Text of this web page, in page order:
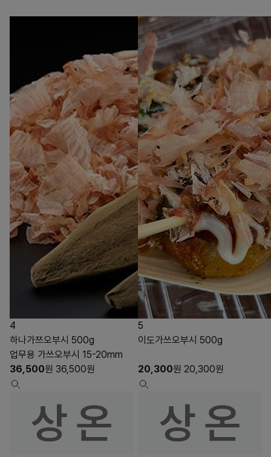
4
하나가쯔오부시 500g
업무용 가쓰오부시 15-20mm
36,500원 36,500원
5
이도가쓰오부시 500g
20,300원 20,300원